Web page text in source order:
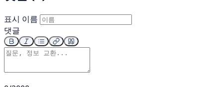
표시 이름
댓글